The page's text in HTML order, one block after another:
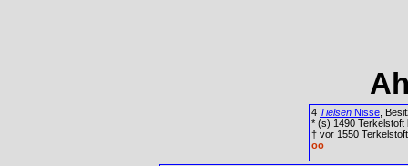
4 Tielsen Nisse ,
* (s) 1490 Terkelstoft
† vor 1550
oo